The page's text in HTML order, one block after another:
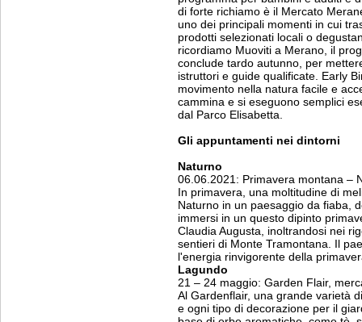
di forte richiamo è il Mercato
uno dei principali momenti in cui
prodotti selezionati locali o
ricordiamo Muoviti a Merano, il
conclude tardo autunno, per
istruttori e guide qualificate. Early
movimento nella natura facile e
cammina e si eseguono semplici
dal Parco Elisabetta.
Gli appuntamenti nei dintorni
Naturno
06.06.2021: Primavera montana –
In primavera, una moltitudine di
Naturno in un paesaggio da fiaba,
immersi in un questo dipinto
Claudia Augusta, inoltrandosi nei
sentieri di Monte Tramontana. Il
l'energia rinvigorente della
Lagundo
21 – 24 maggio: Garden Flair,
Al Gardenflair, una grande varietà
e ogni tipo di decorazione per il